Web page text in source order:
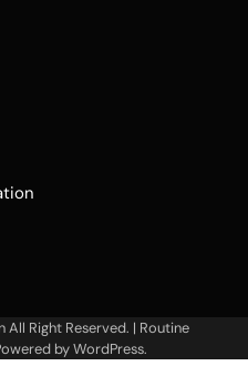
All Right Reserved. | Routine
byWordPress.